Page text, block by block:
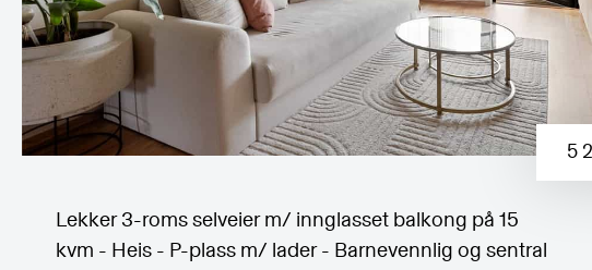
5
Lekker 3-roms selveier m/ innglasset balkong på 15
kvm - Heis - P-plass m/ lader - Barnevennlig og sentral